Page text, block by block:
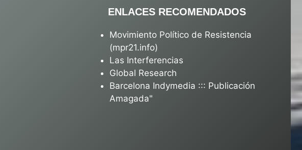
ENLACES RECOMENDADOS
Movimiento Político de Resistencia
(mpr21.info)
Las Interferencias
Global Research
Barcelona Indymedia ::: Publicación
Amagada"